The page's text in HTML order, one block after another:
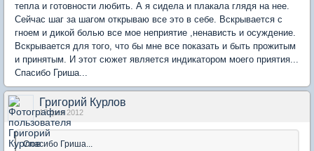
тепла и готовности любить. А я сидела и плакала глядя на нее.
Сейчас шаг за шагом открываю все это в себе. Вскрывается с
гноем и дикой болью все мое неприятие ,ненависть и осуждение.
Вскрывается для того, что бы мне все показать и быть прожитым
и принятым. И этот сюжет является индикатором моего приятия...
Спасибо Гриша...
Григорий Курлов
17 фев 2012
Спасибо Гриша...